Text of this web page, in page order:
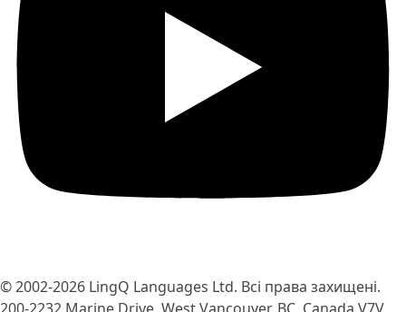
© 2002-2026 LingQ Languages Ltd. Всі права захищені.
200-2232 Marine Drive, West Vancouver, BC, Canada V7V